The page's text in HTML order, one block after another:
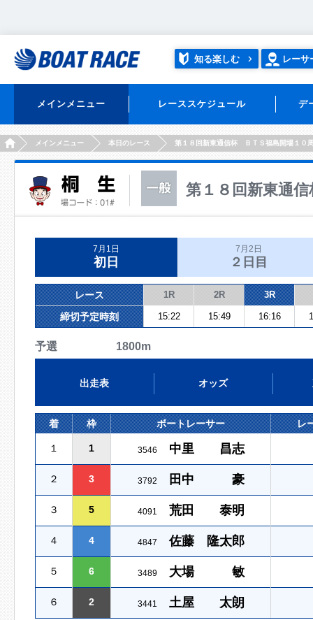
知る楽しむ レーサ
メインメニュー レーススケジュール デ
HOMEメインメニュー 本日のレース 第１８回新東通信杯 ＢＴＳ福島開場１０
第１８回新東通
7月1日
初日
7月2日
２日目
レース 1R 2R 3R
締切予定時刻 15:22 15:49 16:16
予選 1800m
出走表 オッズ
着 枠 ボートレーサー レ
１ 1 3546 中里 昌志
２ 3 3792 田中 豪
３ 5 4091 荒田 泰明
４ 4 4847 佐藤 隆太郎
５ 6 3489 大場 敏
６ 2 3441 土屋 太朗